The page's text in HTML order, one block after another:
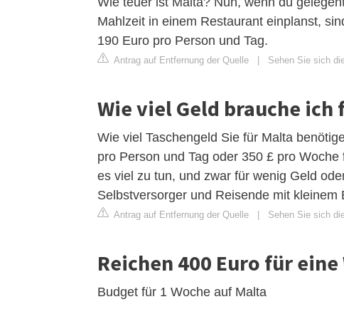
Mahlzeit in einem Restaurant einplanst,
190 Euro pro Person und Tag.
Antrag auf Entfernung der Quelle | Sehen Sie sich
Wie viel Geld brauche ich
Wie viel Taschengeld Sie für Malta
pro Person und Tag oder 350 £ pro
es viel zu tun, und zwar für wenig Geld
Selbstversorger und Reisende mit kleinem
Antrag auf Entfernung der Quelle | Sehen Sie sich
Reichen 400 Euro für
Budget für 1 Woche auf Malta